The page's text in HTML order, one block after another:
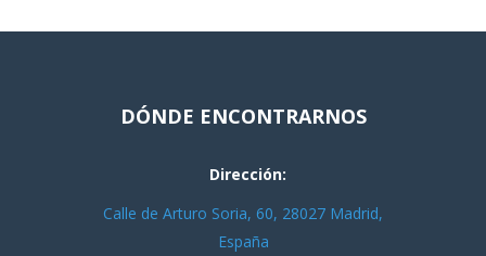
DÓNDE ENCONTRARNOS
Dirección:
Calle de Arturo Soria, 60, 28027 Madrid,
España